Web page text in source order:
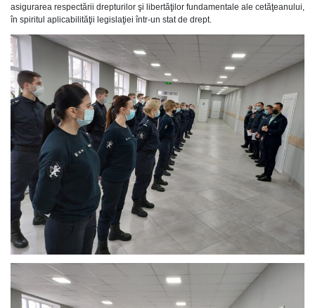
asigurarea respectării drepturilor şi libertăţilor fundamentale ale cetăţeanului,
în spiritul aplicabilităţii legislaţiei într-un stat de drept.